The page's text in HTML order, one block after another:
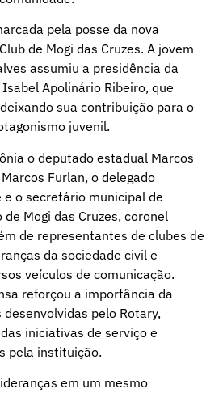
pela posse da nova
de Mogi das Cruzes. A jovem
assumiu a presidência da
Apolinário Ribeiro, que
sua contribuição para o
juvenil.
o deputado estadual Marcos
Furlan, o delegado
e o secretário municipal de
Mogi das Cruzes, coronel
de representantes de clubes de
da sociedade civil e
veículos de comunicação.
reforçou a importância da
pelo Rotary,
iniciativas de serviço e
pela instituição.
em um mesmo